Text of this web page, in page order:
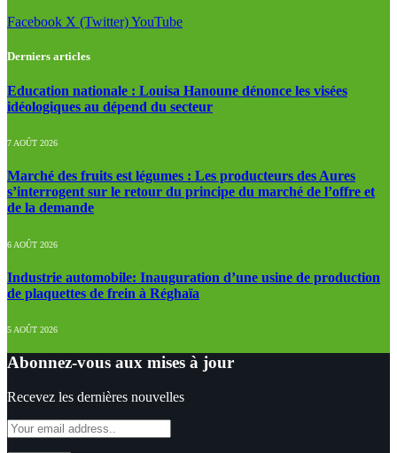
Facebook X (Twitter)YouTube
Derniers articles
Education nationale : Louisa Hanoune dénonce les visées
idéologiques au dépend du secteur
7 AOÛT 2026
Marché des fruits est légumes : Les producteurs des Aures
s’interrogent sur le retour du principe du marché de l’offre et
de la demande
6 AOÛT 2026
Industrie automobile: Inauguration d’une usine de production
de plaquettes de frein à Réghaïa
5 AOÛT 2026
Abonnez-vous aux mises à jour
Recevez les dernières nouvelles